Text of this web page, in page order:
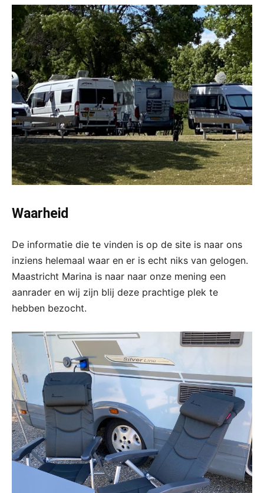
Waarheid
De informatie die te vinden is op de site is naar ons
inziens helemaal waar en er is echt niks van gelogen.
Maastricht Marina is naar naar onze mening een
aanrader en wij zijn blij deze prachtige plek te
hebben bezocht.